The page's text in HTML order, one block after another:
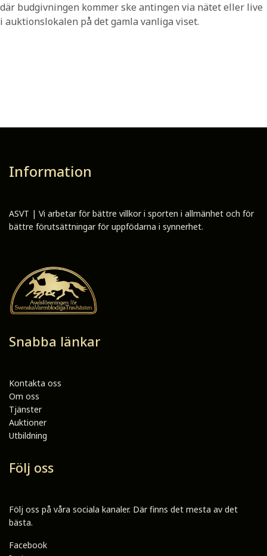
där budgivningen kommer ske antingen via nätet eller live
i auktionslokalen på det gamla vanliga viset.
Information
ASVT | Vi arbetar för bättre villkor i sporten i allmänhet och för
bättre förutsättningar för uppfödarna i synnerhet.
Snabba länkar
Kontakta oss
Om oss
Tjänster
Auktioner
Utbildning
Följ oss
Följ oss på våra sociala kanaler. Där finns det mesta av det
bästa.
Facebook